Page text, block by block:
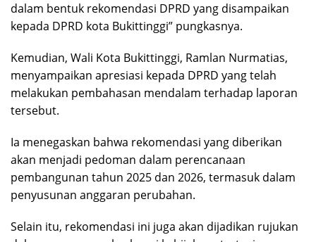
dalam bentuk rekomendasi DPRD yang disampaikan
kepada DPRD kota Bukittinggi” pungkasnya.
Kemudian, Wali Kota Bukittinggi, Ramlan Nurmatias,
menyampaikan apresiasi kepada DPRD yang telah
melakukan pembahasan mendalam terhadap laporan
tersebut.
Ia menegaskan bahwa rekomendasi yang diberikan
akan menjadi pedoman dalam perencanaan
pembangunan tahun 2025 dan 2026, termasuk dalam
penyusunan anggaran perubahan.
Selain itu, rekomendasi ini juga akan dijadikan rujukan